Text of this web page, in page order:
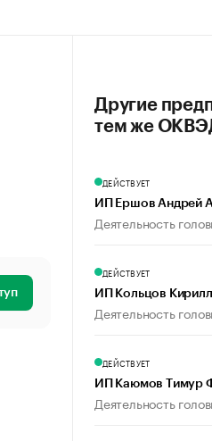
Другие
тем же
ДЕЙСТВУЕТ
ИП Ершов Андрей
Деятельность
ДЕЙСТВУЕТ
ИП Кольцов
Деятельность
ДЕЙСТВУЕТ
ИП Каюмов Тимур
Деятельность